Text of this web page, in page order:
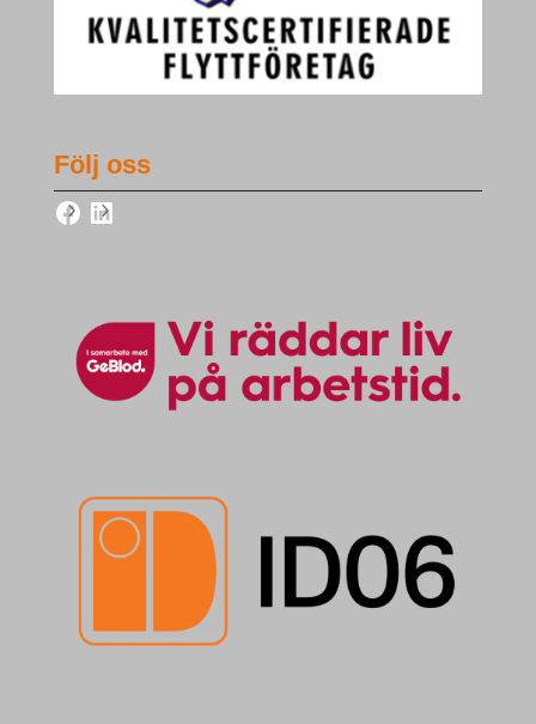
Följ oss
FacebookLinkedIn